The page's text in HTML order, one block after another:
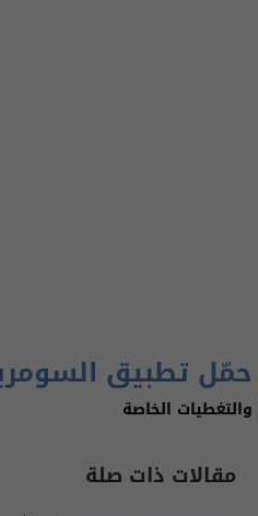
حمّل تطبيق
والتغطيات الخاصة
مقالات ذات صلة